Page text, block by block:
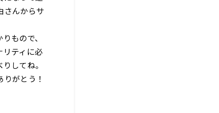
さんからサ
もので、
ティに必
してね。
がとう！